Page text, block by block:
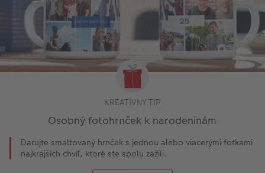
KREATÍVNY TIP
Osobný fotohrnček k narodeninám
Darujte smaltovaný hrnček s jednou alebo viacerými fotkami
najkrajších chvíľ, ktoré ste spolu zažili.